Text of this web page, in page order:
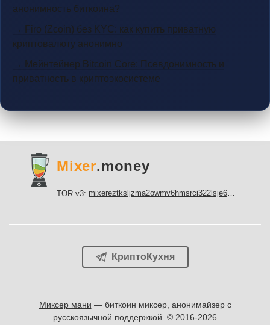
анонимность биткоина?
→ Firo (Zcoin) без KYC: как купить приватную
криптовалюту анонимно
→ Мейнтейнер Bitcoin Core: Псевдонимность и
приватность в криптоэкосистеме
Mixer.money
TOR v3: mixereztksljzma2owmv6hmsrci322lsje6m3svicoddk3xbgvhd2fid.onion
КриптоКухня
Миксер мани — биткоин миксер, анонимайзер с
русскоязычной поддержкой. © 2016-2026